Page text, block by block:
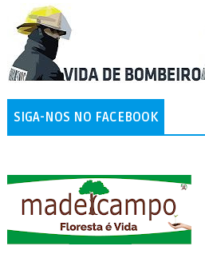
SIGA-NOS NO FACEBOOK